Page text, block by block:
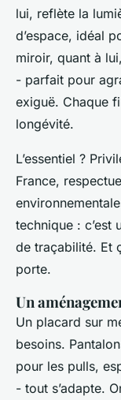
lui, reflète la
d’espace, idéal
miroir, quant à
- parfait pour
exiguë. Chaque
longévité.
L’essentiel ?
France,
technique : c’est
de traçabilité. Et
porte.
Un
Un placard sur
besoins.
pour les pulls,
- tout s’adapte.